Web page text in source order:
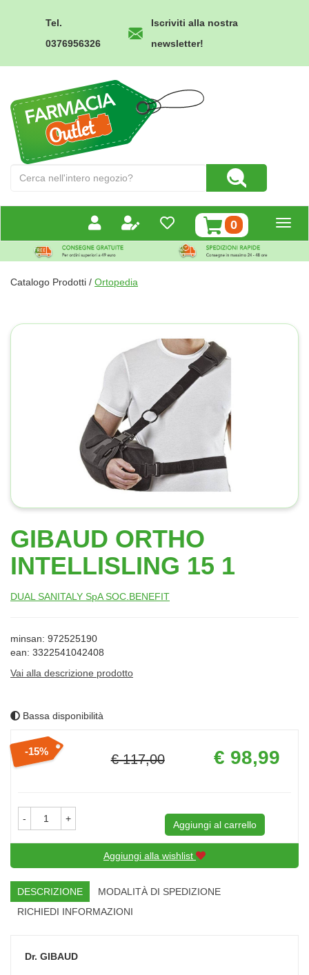
Tel.
0376956326
Iscriviti alla nostra
newsletter!
Outlet
Prodotto
Cerca Prodotto
0prodotti
inseriti
Catalogo Prodotti / Ortopedia
GIBAUD ORTHO
INTELLISLING 15 1
DUAL SANITALY SpA SOC.BENEFIT
minsan: 972525190
ean: 3322541042408
Vai alla descrizione prodotto
Bassa disponibilità
Sconto
15%
€ 117,00
Prezzo
scontato
€ 98,99
- +
Aggiungi al carrello
Aggiungi alla wishlist
DESCRIZIONE
MODALITÀ DI SPEDIZIONE
RICHIEDI INFORMAZIONI
Dr. GIBAUD